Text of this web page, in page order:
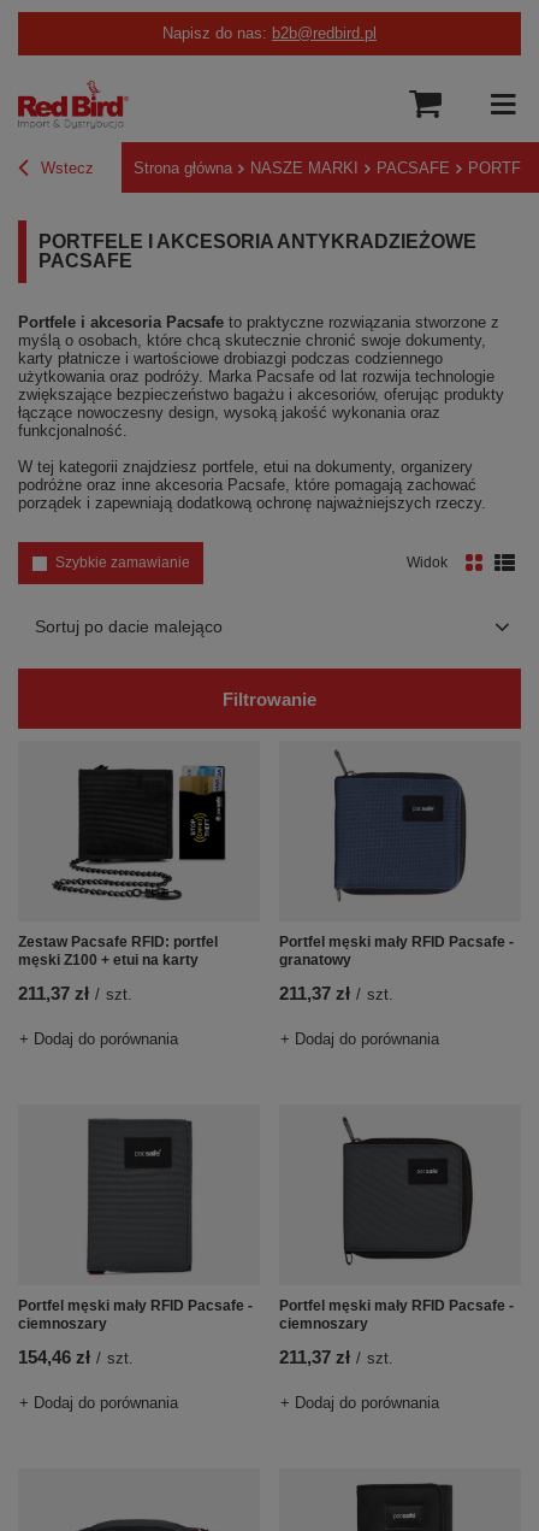
Napisz do nas: b2b@redbird.pl
Wstecz Strona główna NASZE MARKI PACSAFE
PORTFELE I AKCESORIA ANTYKRADZIEŻOWE
PACSAFE
Portfele i akcesoria Pacsafe to praktyczne rozwiązania stworzone z
myślą o osobach, które chcą skutecznie chronić swoje dokumenty,
karty płatnicze i wartościowe drobiazgi podczas codziennego
użytkowania oraz podróży. Marka Pacsafe od lat rozwija technologie
zwiększające bezpieczeństwo bagażu i akcesoriów, oferując produkty
łączące nowoczesny design, wysoką jakość wykonania oraz
funkcjonalność.
W tej kategorii znajdziesz portfele, etui na dokumenty, organizery
podróżne oraz inne akcesoria Pacsafe, które pomagają zachować
porządek i zapewniają dodatkową ochronę najważniejszych rzeczy.
Szybkie zamawianie
Zmień sortowanie
Sortuj po dacie malejąco
Widok
Filtrowanie
Zestaw Pacsafe RFID: portfel
męski Z100 + etui na karty
211,37 zł / szt.
+ Dodaj do porównania
Portfel męski mały RFID Pacsafe -
granatowy
211,37 zł / szt.
+ Dodaj do porównania
Portfel męski mały RFID Pacsafe -
ciemnoszary
154,46 zł / szt.
+ Dodaj do porównania
Portfel męski mały RFID Pacsafe -
ciemnoszary
211,37 zł / szt.
+ Dodaj do porównania